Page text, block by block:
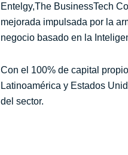
Entelgy,The BusinessTech
mejorada impulsada por la
negocio basado en la
Con el 100% de capital
Latinoamérica y Estados
del sector.